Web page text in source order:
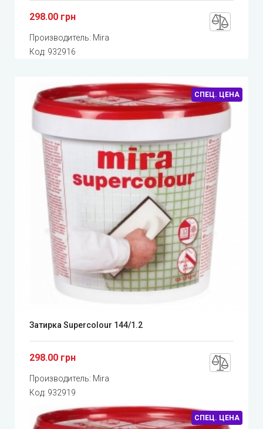
298.00 грн
Производитель: Mira
Код: 932916
СПЕЦ. ЦЕНА
Затирка Supercolour 144/1.2
298.00 грн
Производитель: Mira
Код: 932919
СПЕЦ. ЦЕНА